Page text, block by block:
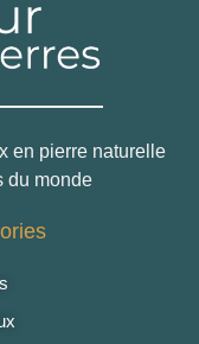
en pierre naturelle
du monde